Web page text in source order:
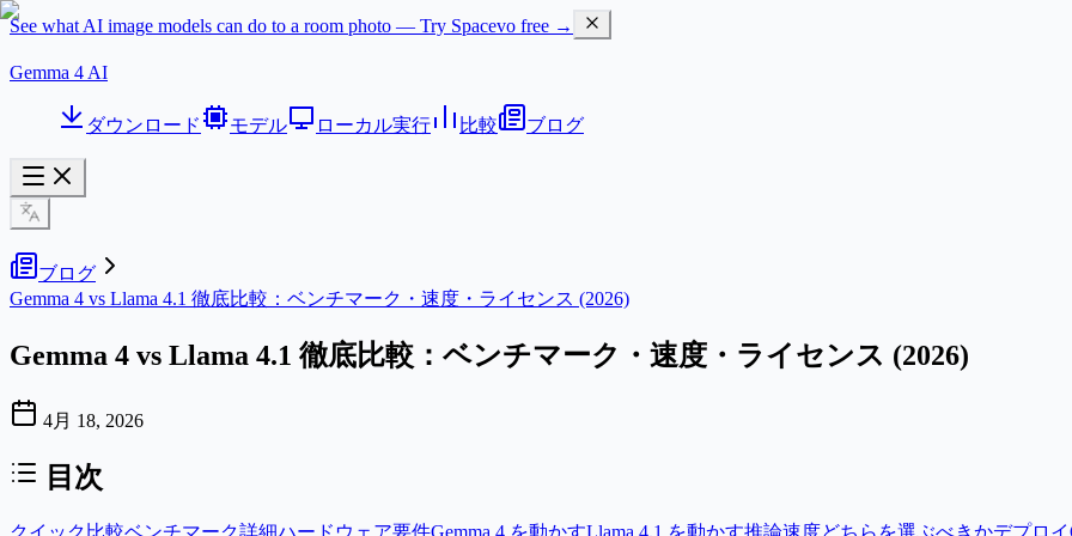
See what AI image models can do to a room photo — Try Spacevo free →
Gemma 4 AI
ダウンロード モデル ローカル実行 比較 ブログ
ブログ
Gemma 4 vs Llama 4.1 徹底比較：ベンチマーク・速度・ライセンス (2026)
Gemma 4 vs Llama 4.1 徹底比較：ベンチマーク・速度・ライセンス (2026)
4月 18, 2026
目次
クイック比較ベンチマーク詳細ハードウェア要件Gemma 4 を動かすLlama 4.1 を動かす推論速度どちらを選ぶべきかデプロイ